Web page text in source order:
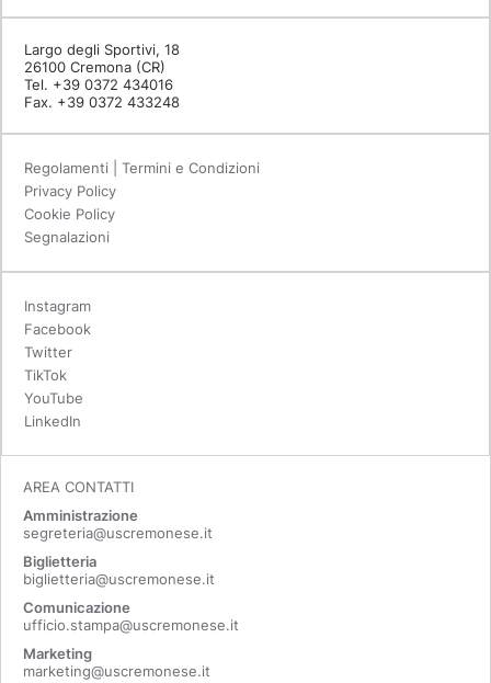
Largo degli Sportivi, 18
26100 Cremona (CR)
Tel. +39 0372 434016
Fax. +39 0372 433248
Regolamenti | Termini e Condizioni
Privacy Policy
Cookie Policy
Segnalazioni
Instagram
Facebook
Twitter
TikTok
YouTube
LinkedIn
AREA CONTATTI
Amministrazione
segreteria@uscremonese.it
Biglietteria
biglietteria@uscremonese.it
Comunicazione
ufficio.stampa@uscremonese.it
Marketing
marketing@uscremonese.it